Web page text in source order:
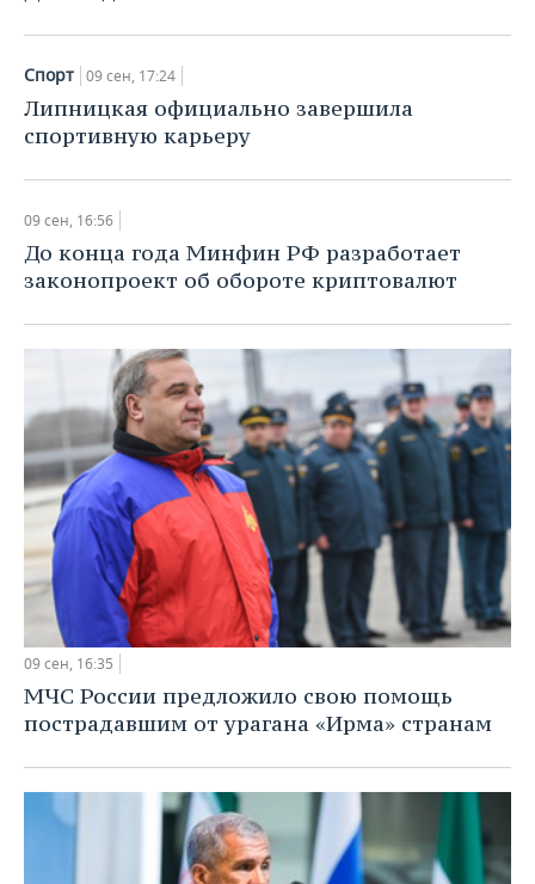
Спорт 09 сен, 17:24
Липницкая официально завершила
спортивную карьеру
09 сен, 16:56
До конца года Минфин РФ разработает
законопроект об обороте криптовалют
09 сен, 16:35
МЧС России предложило свою помощь
пострадавшим от урагана «Ирма» странам